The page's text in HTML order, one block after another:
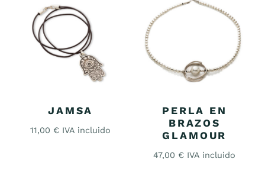
JAMSA
11,00 € IVA incluido
PERLA EN
BRAZOS
GLAMOUR
47,00 € IVA incluido